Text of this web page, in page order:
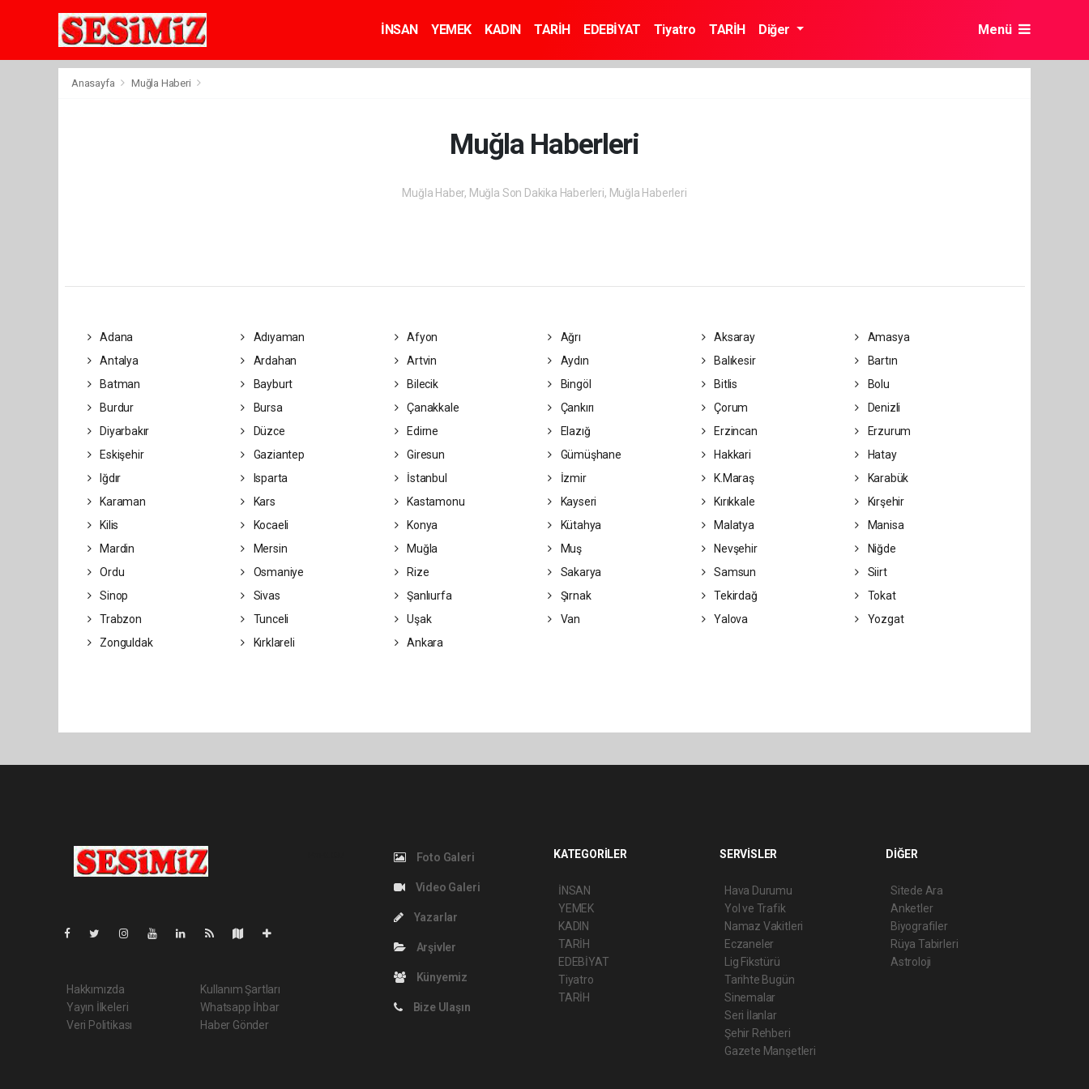
İNSAN YEMEK KADIN TARİH EDEBİYAT Tiyatro TARİH Diğer Menü
Anasayfa Muğla Haberi
Muğla Haberleri
Muğla Haber, Muğla Son Dakika Haberleri, Muğla Haberleri
Adana Adıyaman Afyon Ağrı Aksaray
Amasya
Antalya
Ardahan Artvin Aydın Balıkesir
Bartın
Batman
Bayburt Bilecik Bingöl Bitlis
Bolu
Burdur
Bursa Çanakkale Çankırı Çorum
Denizli
Diyarbakır
Düzce Edirne Elazığ Erzincan
Erzurum
Eskişehir
Gaziantep Giresun Gümüşhane Hakkari
Hatay
Iğdır
Isparta İstanbul İzmir K.Maraş
Karabük
Karaman
Kars Kastamonu Kayseri Kırıkkale
Kırşehir
Kilis
Kocaeli Konya Kütahya Malatya
Manisa
Mardin
Mersin Muğla Muş Nevşehir
Niğde
Ordu
Osmaniye Rize Sakarya Samsun
Siirt
Sinop
Sivas Şanlıurfa Şırnak Tekirdağ
Tokat
Trabzon
Tunceli Uşak Van Yalova
Yozgat
Zonguldak
Kırklareli Ankara
Hakkımızda
Yayın İlkeleri
Veri Politikası
Kullanım Şartları
Whatsapp İhbar
Haber Gönder
Foto Galeri
Video Galeri
Yazarlar
Arşivler
Künyemiz
Bize Ulaşın
KATEGORİLER
İNSAN
YEMEK
KADIN
TARİH
EDEBİYAT
Tiyatro
TARİH
SERVİSLER
Hava Durumu
Yol ve Trafik
Namaz Vakitleri
Eczaneler
Lig Fikstürü
Tarihte Bugün
Sinemalar
Seri İlanlar
Şehir Rehberi
Gazete Manşetleri
DİĞER
Sitede Ara
Anketler
Biyografiler
Rüya Tabirleri
Astroloji